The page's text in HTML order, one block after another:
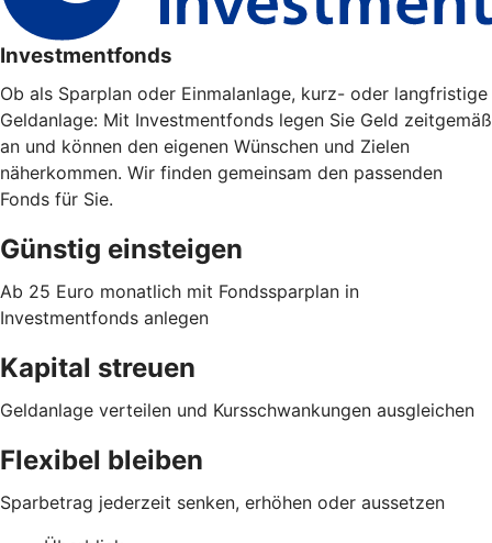
Investmentfonds
Ob als Sparplan oder Einmalanlage, kurz- oder langfristige
Geldanlage: Mit Investmentfonds legen Sie Geld zeitgemäß
an und können den eigenen Wünschen und Zielen
näherkommen. Wir finden gemeinsam den passenden
Fonds für Sie.
Günstig einsteigen
Ab 25 Euro monatlich mit Fondssparplan in
Investmentfonds anlegen
Kapital streuen
Geldanlage verteilen und Kursschwankungen ausgleichen
Flexibel bleiben
Sparbetrag jederzeit senken, erhöhen oder aussetzen